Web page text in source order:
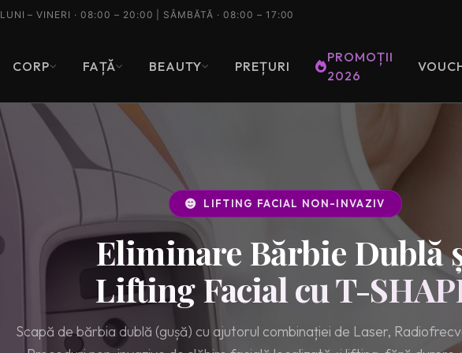
LUNI – VINERI · 08:00 – 20:00 | SÂMBĂTĂ · 08:00 – 17:00
CORP FAȚĂ BEAUTY PREȚURI
PROMOȚII
2026
Tastează pentru a căuta printre serviciile noastre
LIFTING FACIAL NON-INVAZIV
Eliminare Bărbie Dublă
Lifting Facial cu T-
Scapă de bărbia dublă (gușă) cu ajutorul combinației de Laser,